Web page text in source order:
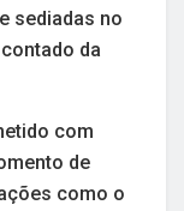
sediadas no
da
com
de
como o